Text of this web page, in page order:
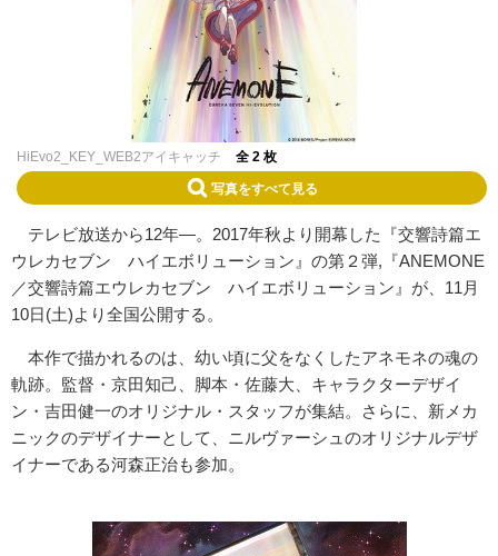
HiEvo2_KEY_WEB2アイキャッチ 全 2 枚
写真をすべて見る
テレビ放送から12年―。2017年秋より開幕した『交響詩篇エ
ウレカセブン ハイエボリューション』の第２弾,『ANEMONE
／交響詩篇エウレカセブン ハイエボリューション』が、11月
10日(土)より全国公開する。
本作で描かれるのは、幼い頃に父をなくしたアネモネの魂の
軌跡。監督・京田知己、脚本・佐藤大、キャラクターデザイ
ン・吉田健一のオリジナル・スタッフが集結。さらに、新メカ
ニックのデザイナーとして、ニルヴァーシュのオリジナルデザ
イナーである河森正治も参加。